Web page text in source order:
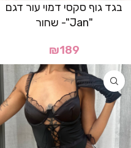
בגד גוף סקסי דמוי עור דגם
"Jan"- שחור
₪189